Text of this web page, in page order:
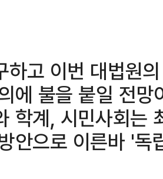
하고 이번 대법원
에 불을 붙일 전
학계, 시민사회는
안으로 이른바 '독